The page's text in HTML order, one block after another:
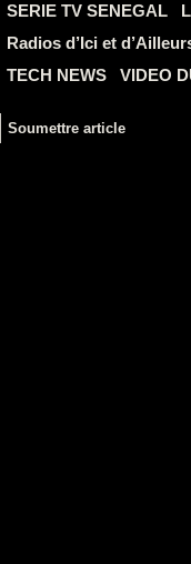
SERIE TV SENEGAL
Radios d’Ici et
TECH NEWS
VIDEO
Soumettre article